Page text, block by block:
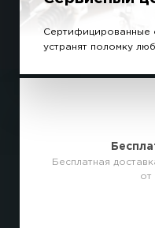
Сертифицированные
устранят поломку
Бесплатная
от